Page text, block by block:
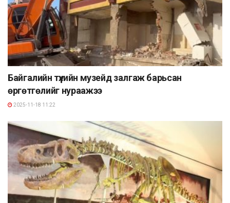
Байгалийн түүхийн музейд залгаж барьсан
өргөтгөлийг нураажээ
2025-11-18 11:22